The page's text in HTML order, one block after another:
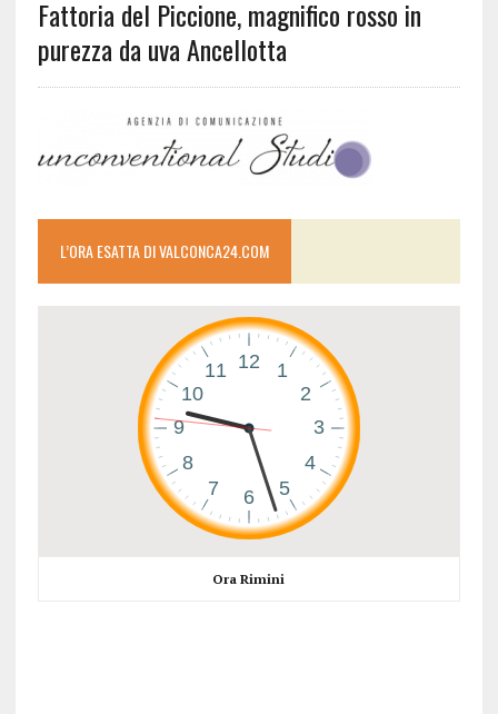
Fattoria del Piccione, magnifico rosso in
purezza da uva Ancellotta
L’ORA ESATTA DI VALCONCA24.COM
Ora Rimini